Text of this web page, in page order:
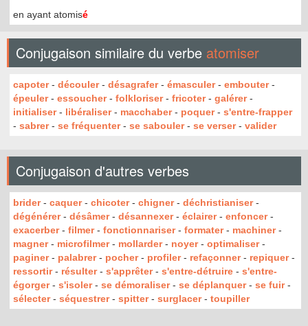
en ayant atomisé
Conjugaison similaire du verbe atomiser
capoter- découler- désagrafer- émasculer- embouter-
épeuler- essoucher- folkloriser- fricoter- galérer-
initialiser- libéraliser- macchaber- poquer- s'entre-frapper
- sabrer- se fréquenter- se sabouler- se verser- valider
Conjugaison d'autres verbes
brider- caquer- chicoter- chigner- déchristianiser-
dégénérer- désâmer- désannexer- éclairer- enfoncer-
exacerber- filmer- fonctionnariser- formater- machiner-
magner- microfilmer- mollarder- noyer- optimaliser-
paginer- palabrer- pocher- profiler- refaçonner- repiquer-
ressortir- résulter- s'apprêter- s'entre-détruire - s'entre-
égorger- s'isoler- se démoraliser- se déplanquer- se fuir-
sélecter- séquestrer- spitter- surglacer- toupiller